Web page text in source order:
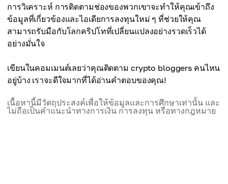
การวิเคราะห์ การติดตามช่องของพวกเขาจะทำให้คุณเข้าถึง
ข้อมูลที่เกี่ยวข้องและไอเดียการลงทุนใหม่ ๆ ที่ช่วยให้คุณ
สามารถรับมือกับโลกคริปโทที่เปลี่ยนแปลงอย่างรวดเร็วได้
อย่างมั่นใจ
เขียนในคอมเมนต์เลยว่าคุณติดตาม crypto bloggers คนไหน
อยู่บ้าง เราจะดีใจมากที่ได้อ่านคำตอบของคุณ!
เนื้อหานี้มีวัตถุประสงค์เพื่อให้ข้อมูลและการศึกษาเท่านั้น และ
ไม่ถือเป็นคำแนะนำทางการเงิน การลงทุน หรือทางกฎหมาย